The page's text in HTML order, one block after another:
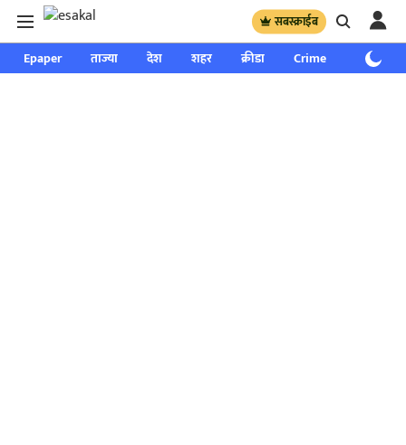
सबस्क्राईब
Epaper ताज्या देश शहर क्रीडा Crime साप्ताहिक